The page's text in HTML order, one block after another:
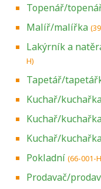
Topenář/
Malíř/malířka
Lakýrník a
H)
Tapetář/
Kuchař/
Kuchař/
Kuchař/
Pokladní (66-001-
Prodavač/
Projděte si